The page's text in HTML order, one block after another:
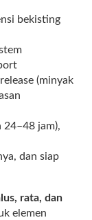
bekisting
(minyak
24–48 jam),
dan siap
rata, dan
elemen